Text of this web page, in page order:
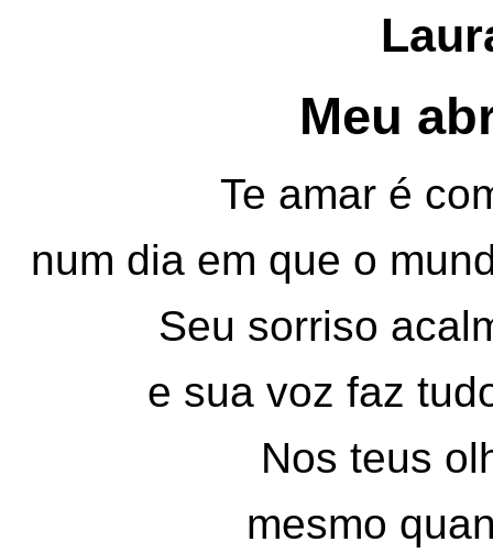
Meu
Te amar é
num dia em que o
Seu sorriso
e sua voz faz
Nos teus
mesmo